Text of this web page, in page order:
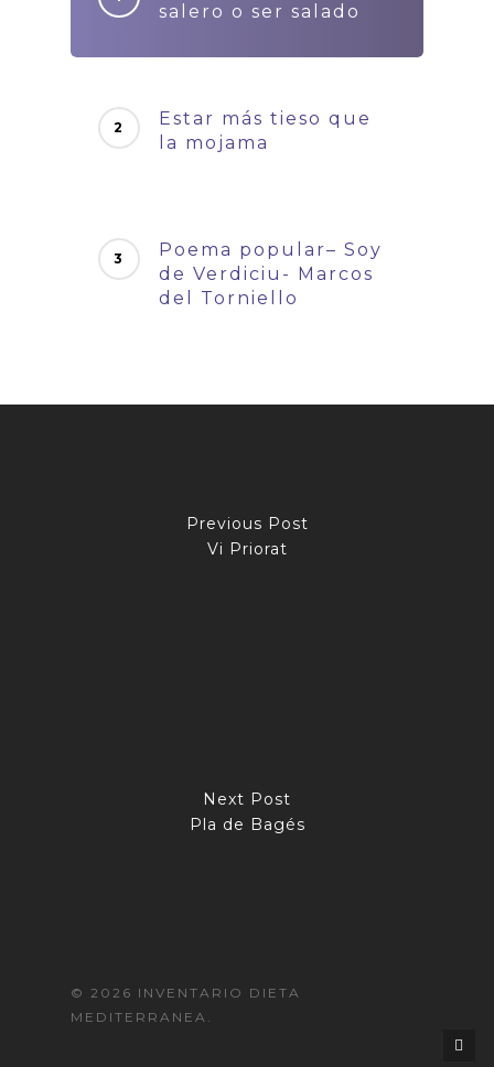
salero o ser salado
Estar más tieso que
la mojama
Poema popular– Soy
de Verdiciu- Marcos
del Torniello
Previous Post
Vi Priorat
Next Post
Pla de Bagés
© 2026 INVENTARIO DIETA
MEDITERRANEA.